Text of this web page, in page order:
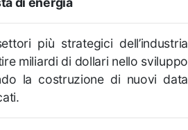
più strategici dell’industria
miliardi di dollari nello sviluppo
la costruzione di nuovi data